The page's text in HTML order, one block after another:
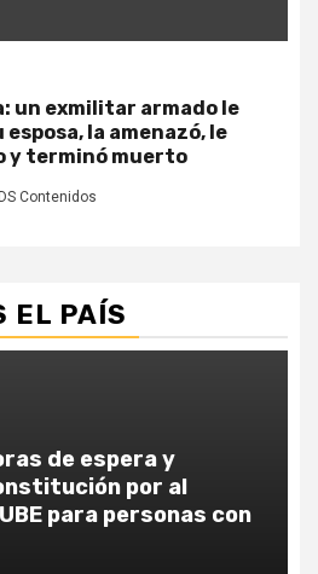
armado le
la amenazó, le
muerto
EL PAÍS
de espera y
por al
para personas con